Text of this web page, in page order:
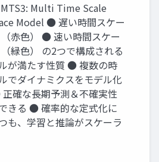
Multi Time Scale
Model ● 遅い時間スケー
赤色） ● 速い時間スケー
緑色） の2つで構成される
が満たす性質 ● 複数の時
でダイナミクスをモデル化
確な長期予測＆不確実性
きる ● 確率的な定式化に
も、学習と推論がスケーラ